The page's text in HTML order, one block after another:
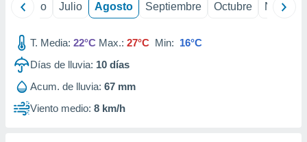
Junio Julio Agosto Septiembre Octubre
T. Media: 22°C Max.: 27°C Min: 16°C
Días de lluvia: 10 días
Acum. de lluvia: 67 mm
Viento medio: 8 km/h